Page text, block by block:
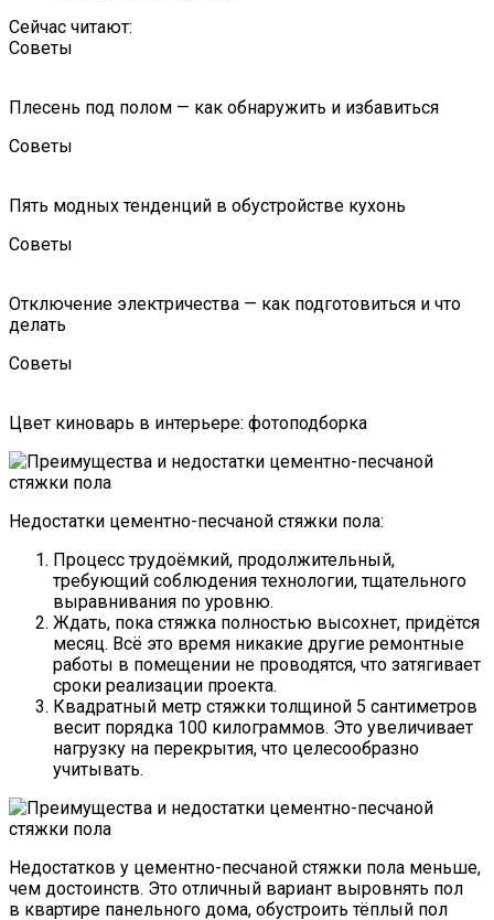
Сейчас читают:
Советы
Плесень под полом — как обнаружить и избавиться
Советы
Пять модных тенденций в обустройстве кухонь
Советы
Отключение электричества — как подготовиться и что
делать
Советы
Цвет киноварь в интерьере: фотоподборка
Недостатки цементно-песчаной стяжки пола:
Процесс трудоёмкий, продолжительный,
требующий соблюдения технологии, тщательного
выравнивания по уровню.
Ждать, пока стяжка полностью высохнет, придётся
месяц. Всё это время никакие другие ремонтные
работы в помещении не проводятся, что затягивает
сроки реализации проекта.
Квадратный метр стяжки толщиной 5 сантиметров
весит порядка 100 килограммов. Это увеличивает
нагрузку на перекрытия, что целесообразно
учитывать.
Недостатков у цементно-песчаной стяжки пола меньше,
чем достоинств. Это отличный вариант выровнять пол
в квартире панельного дома, обустроить тёплый пол